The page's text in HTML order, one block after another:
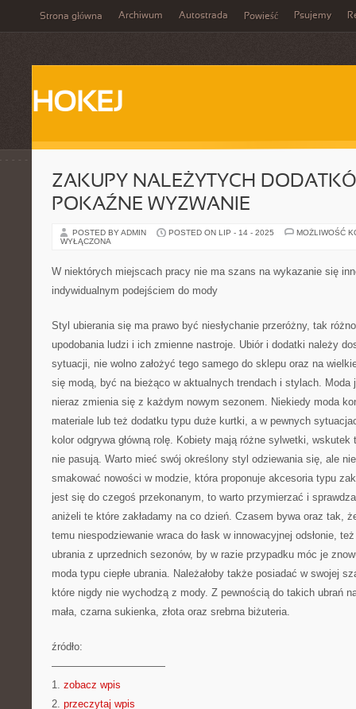
Strona główna Archiwum Autostrada Powieść Psujemy
HOKEJ
ZAKUPY NALEŻYTYCH
POKAŹNE WYZWANIE
POSTED BY ADMIN POSTED ON LIP - 14 - 2025
MOŻLIWOŚĆ
WYŁĄCZONA
W niektórych miejscach pracy nie ma szans na wykazanie się
indywidualnym podejściem do mody
Styl ubierania się ma prawo być niesłychanie przeróżny, tak
upodobania ludzi i ich zmienne nastroje. Ubiór i dodatki należy
sytuacji, nie wolno założyć tego samego do sklepu oraz na
się modą, być na bieżąco w aktualnych trendach i stylach. Moda
nieraz zmienia się z każdym nowym sezonem. Niekiedy moda
materiale lub też dodatku typu duże kurtki, a w pewnych
kolor odgrywa główną rolę. Kobiety mają różne sylwetki,
nie pasują. Warto mieć swój określony styl odziewania się, ale
smakować nowości w modzie, która proponuje akcesoria typu
jest się do czegoś przekonanym, to warto przymierzać i
aniżeli te które zakładamy na co dzień. Czasem bywa oraz tak,
temu niespodziewanie wraca do łask w innowacyjnej odsłonie,
ubrania z uprzednich sezonów, by w razie przypadku móc je
moda typu ciepłe ubrania. Należałoby także posiadać w swojej
które nigdy nie wychodzą z mody. Z pewnością do takich ubrań
mała, czarna sukienka, złota oraz srebrna biżuteria.
źródło:
———————————
1. zobacz wpis
2. przeczytaj wpis